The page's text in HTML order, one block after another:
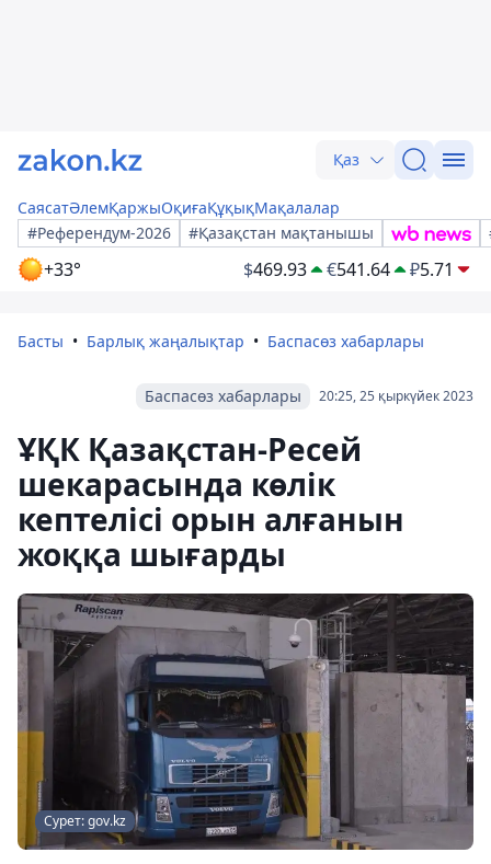
Қаз
СаясатӘлемҚаржыОқиғаҚұқықМақалалар
#Референдум-2026
#Қазақстан мақтанышы
+33° $469.93 €541.64 ₽5.71
Басты Барлық жаңалықтар Баспасөз хабарлары
20:25, 25 қыркүйек 2023
Баспасөз хабарлары
ҰҚК Қазақстан-Ресей
шекарасында көлік
кептелісі орын алғанын
жоққа шығарды
Сурет: gov.kz